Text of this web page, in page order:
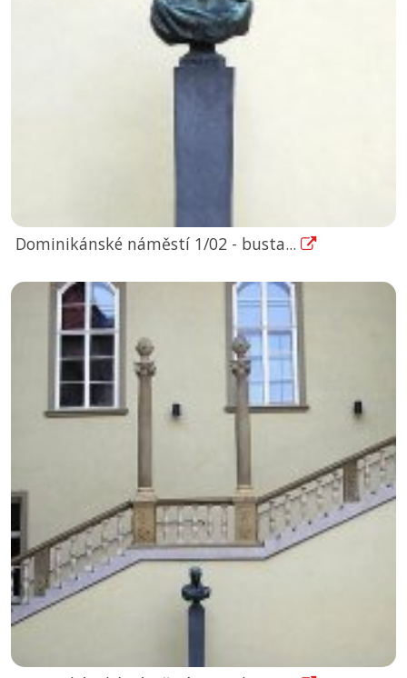
Dominikánské náměstí 1/02 - busta...